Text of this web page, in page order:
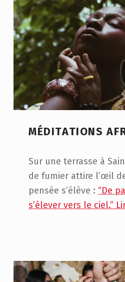
MÉDITATIONS
Sur une terrasse à
de fumier attire l’œil
pensée s’élève : “De
s’élever vers le ciel.”